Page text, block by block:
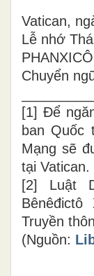
Vatican,
Lễ nhớ
PHANXICÔ
Chuyển
[1] Để
ban Quốc
Mạng sẽ
tại Vatican.
[2] Luật
Truyền
(Nguồn: